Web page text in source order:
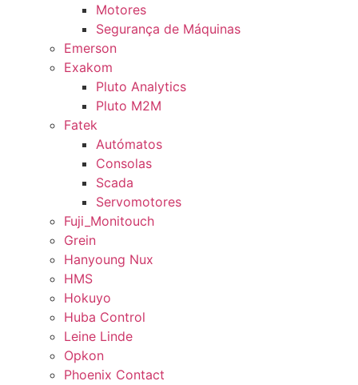
Motores
Segurança de Máquinas
Emerson
Exakom
Pluto Analytics
Pluto M2M
Fatek
Autómatos
Consolas
Scada
Servomotores
Fuji_Monitouch
Grein
Hanyoung Nux
HMS
Hokuyo
Huba Control
Leine Linde
Opkon
Phoenix Contact